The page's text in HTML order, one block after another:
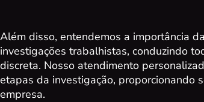
Além disso, entendemos a importância
investigações trabalhistas, conduzindo
discreta. Nosso atendimento
etapas da investigação, proporcionando
empresa.